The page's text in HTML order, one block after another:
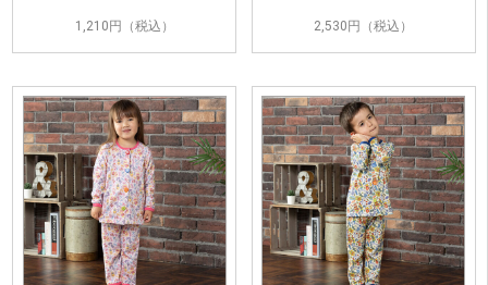
1,210円（税込） 2,530円（税込）